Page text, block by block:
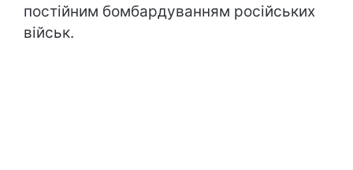
постійним бомбардуванням російських
військ.